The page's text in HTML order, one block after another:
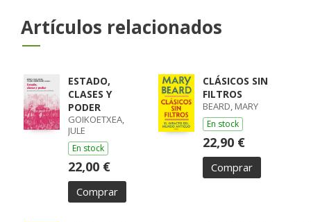
Artículos relacionados
ESTADO,
CLASES Y
PODER
GOIKOETXEA,
JULE
En stock
22,00 €
Comprar
CLÁSICOS SIN
FILTROS
BEARD, MARY
En stock
22,90 €
Comprar